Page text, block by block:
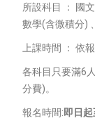
所設科目 ： 國
數學(含微積分)
上課時間 ： 依
各科目只要滿6
分費)。
報名時間:即日起